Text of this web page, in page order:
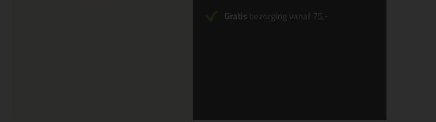
Gratisbezorging vanaf 75,-